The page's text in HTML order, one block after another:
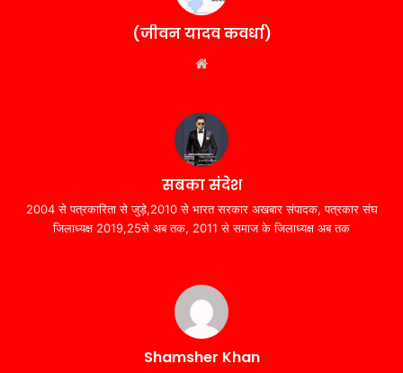
(जीवन यादव कवर्धा)
सबका संदेश
2004 से पत्रकारिता से जुड़े,2010 से भारत सरकार अखबार संपादक, पत्रकार संघ
जिलाध्यक्ष 2019,25से अब तक, 2011 से समाज के जिलाध्यक्ष अब तक
Shamsher Khan